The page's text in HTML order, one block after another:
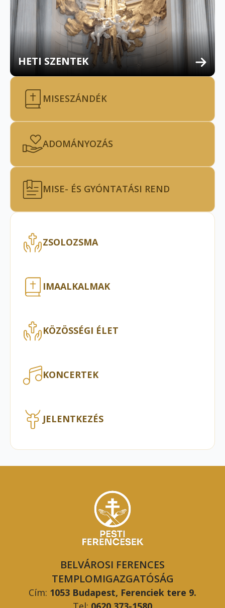
HETI SZENTEK
MISESZÁNDÉK
ADOMÁNYOZÁS
MISE- ÉS GYÓNTATÁSI REND
ZSOLOZSMA
IMAALKALMAK
KÖZÖSSÉGI ÉLET
KONCERTEK
JELENTKEZÉS
BELVÁROSI FERENCES
TEMPLOMIGAZGATÓSÁG
Cím: 1053 Budapest, Ferenciek tere 9.